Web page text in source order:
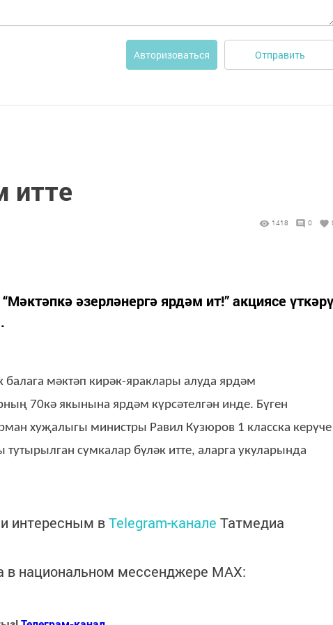
Авторизоваться Отправить
итте
1418 0
әзерләнергә ярдәм ит!” акциясе үткәрү
мәктәп кирәк-яраклары алуда ярдәм
70кә якынына ярдәм күрсәтелгән инде. Бүген
хуҗалыгы министры Равил Кузюров 1 класска керүче
тутырылган сумкалар бүләк итте, аларга укуларында
интересным вTelegram-канале Татмедиа
в национальном мессенджере MАХ: